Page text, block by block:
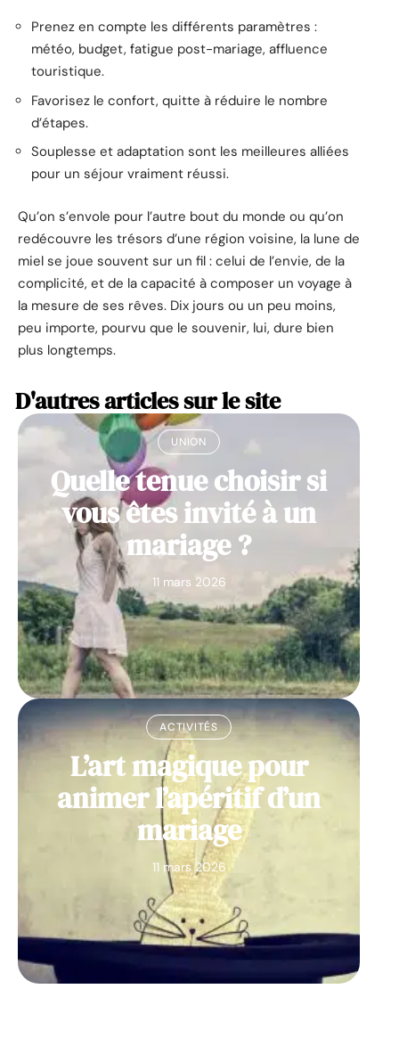
Prenez en compte les différents paramètres :
météo, budget, fatigue post-mariage, affluence
touristique.
Favorisez le confort, quitte à réduire le nombre
d’étapes.
Souplesse et adaptation sont les meilleures alliées
pour un séjour vraiment réussi.
Qu’on s’envole pour l’autre bout du monde ou qu’on
redécouvre les trésors d’une région voisine, la lune de
miel se joue souvent sur un fil : celui de l’envie, de la
complicité, et de la capacité à composer un voyage à
la mesure de ses rêves. Dix jours ou un peu moins,
peu importe, pourvu que le souvenir, lui, dure bien
plus longtemps.
D'autres articles sur le site
UNION
Quelle tenue choisir si
vous êtes invité à un
mariage ?
11 mars 2026
ACTIVITÉS
L’art magique pour
animer l’apéritif d’un
mariage
11 mars 2026